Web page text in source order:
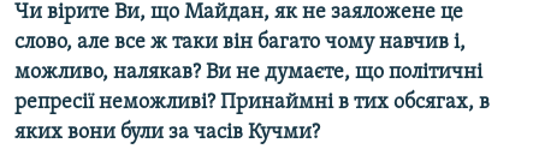
Чи вірите Ви, що Майдан, як не заяложене це
слово, але все ж таки він багато чому навчив і,
можливо, налякав? Ви не думаєте, що політичні
репресії неможливі? Принаймні в тих обсягах, в
яких вони були за часів Кучми?